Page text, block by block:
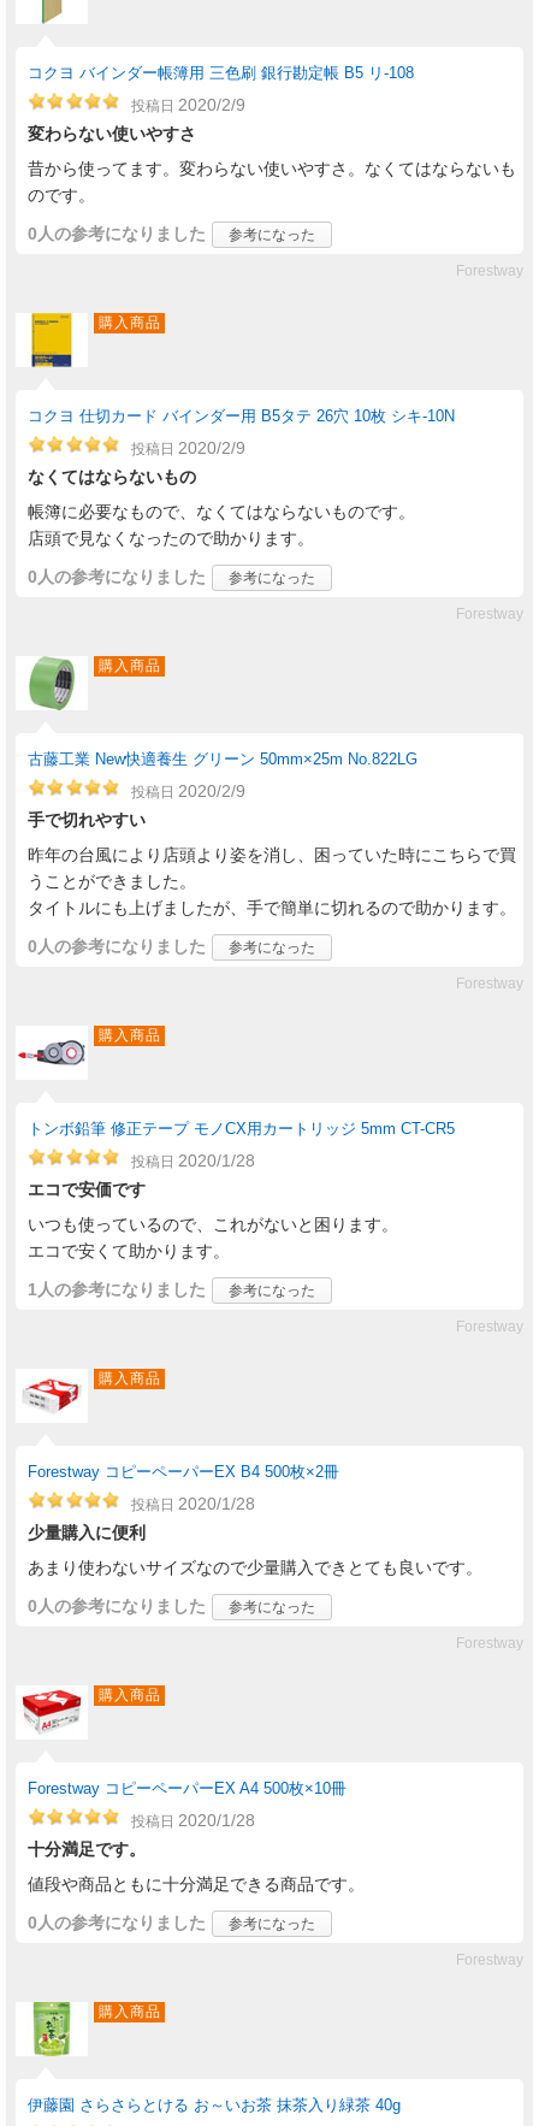
コクヨ バインダー帳簿用 三色刷 銀行勘定帳 B5 リ-108
投稿日 2020/2/9
変わらない使いやすさ
昔から使ってます。変わらない使いやすさ。なくてはならないも
のです。
0人の参考になりました 参考になった
Forestway
購入商品
コクヨ 仕切カード バインダー用 B5タテ 26穴 10枚 シキ-10N
投稿日 2020/2/9
なくてはならないもの
帳簿に必要なもので、なくてはならないものです。
店頭で見なくなったので助かります。
0人の参考になりました 参考になった
Forestway
購入商品
古藤工業 New快適養生 グリーン 50mm×25m No.822LG
投稿日 2020/2/9
手で切れやすい
昨年の台風により店頭より姿を消し、困っていた時にこちらで買
うことができました。
タイトルにも上げましたが、手で簡単に切れるので助かります。
0人の参考になりました 参考になった
Forestway
購入商品
トンボ鉛筆 修正テープ モノCX用カートリッジ 5mm CT-CR5
投稿日 2020/1/28
エコで安価です
いつも使っているので、これがないと困ります。
エコで安くて助かります。
1人の参考になりました 参考になった
Forestway
購入商品
Forestway コピーペーパーEX B4 500枚×2冊
投稿日 2020/1/28
少量購入に便利
あまり使わないサイズなので少量購入できとても良いです。
0人の参考になりました 参考になった
Forestway
購入商品
Forestway コピーペーパーEX A4 500枚×10冊
投稿日 2020/1/28
十分満足です。
値段や商品ともに十分満足できる商品です。
0人の参考になりました 参考になった
Forestway
購入商品
伊藤園 さらさらとける お～いお茶 抹茶入り緑茶 40g